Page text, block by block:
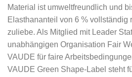
Material ist umweltfreundlich und
Elasthananteil von 6 % vollständig
zuliebe. Als Mitglied mit Leader
unabhängigen Organisation Fair
VAUDE für faire
VAUDE Green Shape-Label steht